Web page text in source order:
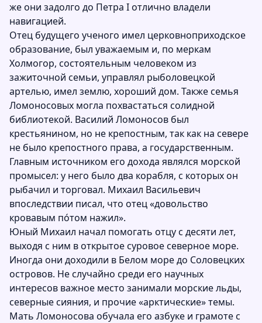
же они задолго до Петра I отлично владели
навигацией.
Отец будущего ученого имел церковноприходское
образование, был уважаемым и, по меркам
Холмогор, состоятельным человеком из
зажиточной семьи, управлял рыболовецкой
артелью, имел землю, хороший дом. Также семья
Ломоносовых могла похвастаться солидной
библиотекой. Василий Ломоносов был
крестьянином, но не крепостным, так как на севере
не было крепостного права, а государственным.
Главным источником его дохода являлся морской
промысел: у него было два корабля, с которых он
рыбачил и торговал. Михаил Васильевич
впоследствии писал, что отец «довольство
кровавым по́том нажил».
Юный Михаил начал помогать отцу с десяти лет,
выходя с ним в открытое суровое северное море.
Иногда они доходили в Белом море до Соловецких
островов. Не случайно среди его научных
интересов важное место занимали морские льды,
северные сияния, и прочие «арктические» темы.
Мать Ломоносова обучала его азбуке и грамоте с